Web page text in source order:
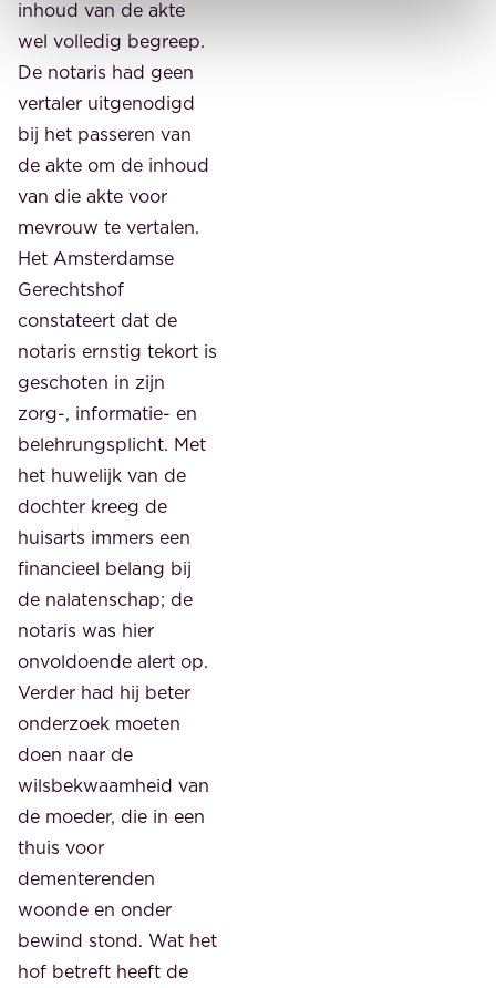
inhoud van de akte
wel volledig begreep.
De notaris had geen
vertaler uitgenodigd
bij het passeren van
de akte om de inhoud
van die akte voor
mevrouw te vertalen.
Het Amsterdamse
Gerechtshof
constateert dat de
notaris ernstig tekort is
geschoten in zijn
zorg-, informatie- en
belehrungsplicht. Met
het huwelijk van de
dochter kreeg de
huisarts immers een
financieel belang bij
de nalatenschap; de
notaris was hier
onvoldoende alert op.
Verder had hij beter
onderzoek moeten
doen naar de
wilsbekwaamheid van
de moeder, die in een
thuis voor
dementerenden
woonde en onder
bewind stond. Wat het
hof betreft heeft de